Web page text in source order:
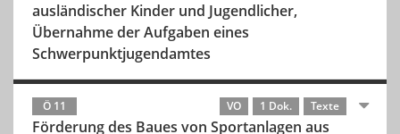
ausländischer Kinder und Jugendlicher,
Übernahme der Aufgaben eines
Schwerpunktjugendamtes
Ö 11 VO 1 Dok. Texte
Förderung des Baues von Sportanlagen aus